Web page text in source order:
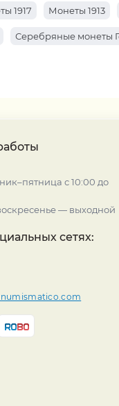
1917 Монеты 1913
Серебряные монеты
с 10:00 до
— выходной
сетях: